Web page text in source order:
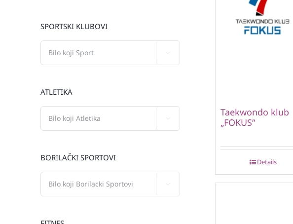
Taekwondo klub
„FOKUS“
Details
SPORTSKI KLUBOVI
ATLETIKA
BORILAČKI SPORTOVI